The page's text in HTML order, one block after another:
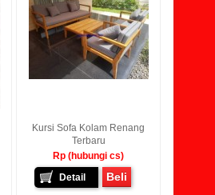
Kursi Sofa Kolam Renang
Terbaru
Rp (hubungi cs)
Detail
Beli